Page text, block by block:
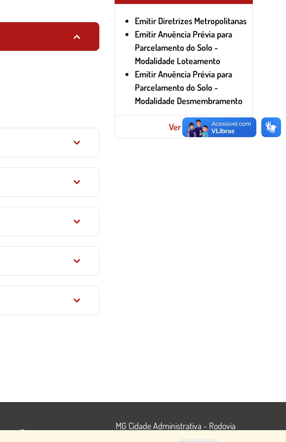
Emitir Diretrizes Metropolitanas
Emitir Anuência Prévia para
Parcelamento do Solo -
Modalidade Loteamento
Emitir Anuência Prévia para
Parcelamento do Solo -
Modalidade Desmembramento
Ver mais
MG Cidade Administrativa - Rodovia
Papa João Paulo II, 3777 - Serra Verde